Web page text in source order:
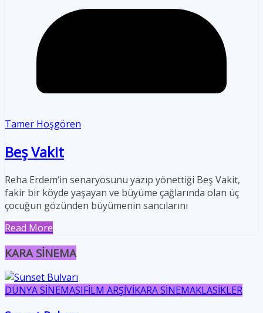
Tamer Hoşgören
Beş Vakit
Reha Erdem‘in senaryosunu yazıp yönettiği Beş Vakit,
fakir bir köyde yaşayan ve büyüme çağlarında olan üç
çocuğun gözünden büyümenin sancılarını
Read More
KARA SİNEMA
DÜNYA SİNEMASIFİLM ARŞİVİKARA SİNEMAKLASİKLER